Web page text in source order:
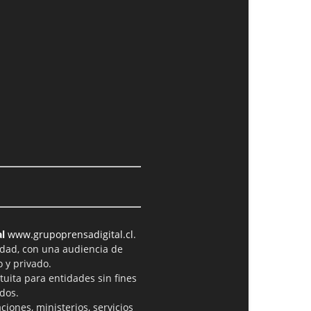
www.grupoprensadigital.cl.
con una audiencia de
y privado.
para entidades sin fines
ministerios, servicios